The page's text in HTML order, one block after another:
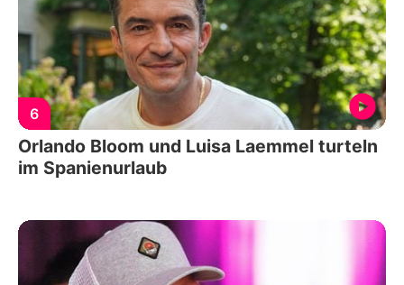
6
Orlando Bloom und Luisa Laemmel turteln
im Spanienurlaub